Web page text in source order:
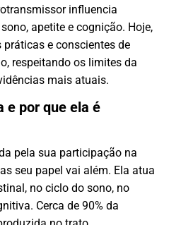
influencia
apetite e cognição. Hoje,
e conscientes de
respeitando os limites da
mais atuais.
e por que ela é
pela sua participação na
seu papel vai além. Ela atua
no ciclo do sono, no
Cerca de 90% da